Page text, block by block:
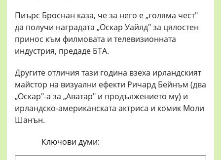
Пиърс Броснан каза, че за него е „голяма чест"
да получи наградата „Оскар Уайлд" за цялостен
принос към филмовата и телевизионната
индустрия, предаде БТА.
Другите отличия тази година взеха ирландският
майстор на визуални ефекти Ричард Бейнъм (два
„Оскар"-а за „Аватар" и продължението му) и
ирландско-американската актриса и комик Моли
Шанън.
Ключови думи: